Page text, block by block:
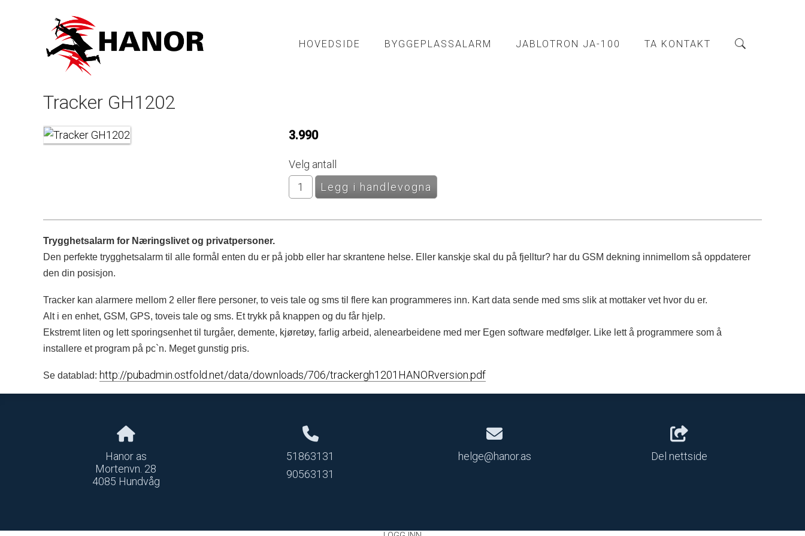
HOVEDSIDE BYGGEPLASSALARM JABLOTRON JA-100 TA KONTAKT
Tracker GH1202
3.990
Velg antall
Trygghetsalarm for Næringslivet og privatpersoner.
Den perfekte trygghetsalarm til alle formål enten du er på jobb eller har skrantene helse. Eller kanskje skal du på fjelltur? har du GSM dekning innimellom så oppdaterer
den din posisjon.
Tracker kan alarmere mellom 2 eller flere personer, to veis tale og sms til flere kan programmeres inn. Kart data sende med sms slik at mottaker vet hvor du er.
Alt i en enhet, GSM, GPS, toveis tale og sms. Et trykk på knappen og du får hjelp.
Ekstremt liten og lett sporingsenhet til turgåer, demente, kjøretøy, farlig arbeid, alenearbeidene med mer Egen software medfølger. Like lett å programmere som å
installere et program på pc`n. Meget gunstig pris.
Se datablad: http://pubadmin.ostfold.net/data/downloads/706/trackergh1201HANORversion.pdf
Hanor as
Mortenvn. 28
4085 Hundvåg
51863131
90563131
helge@hanor.as Del nettside